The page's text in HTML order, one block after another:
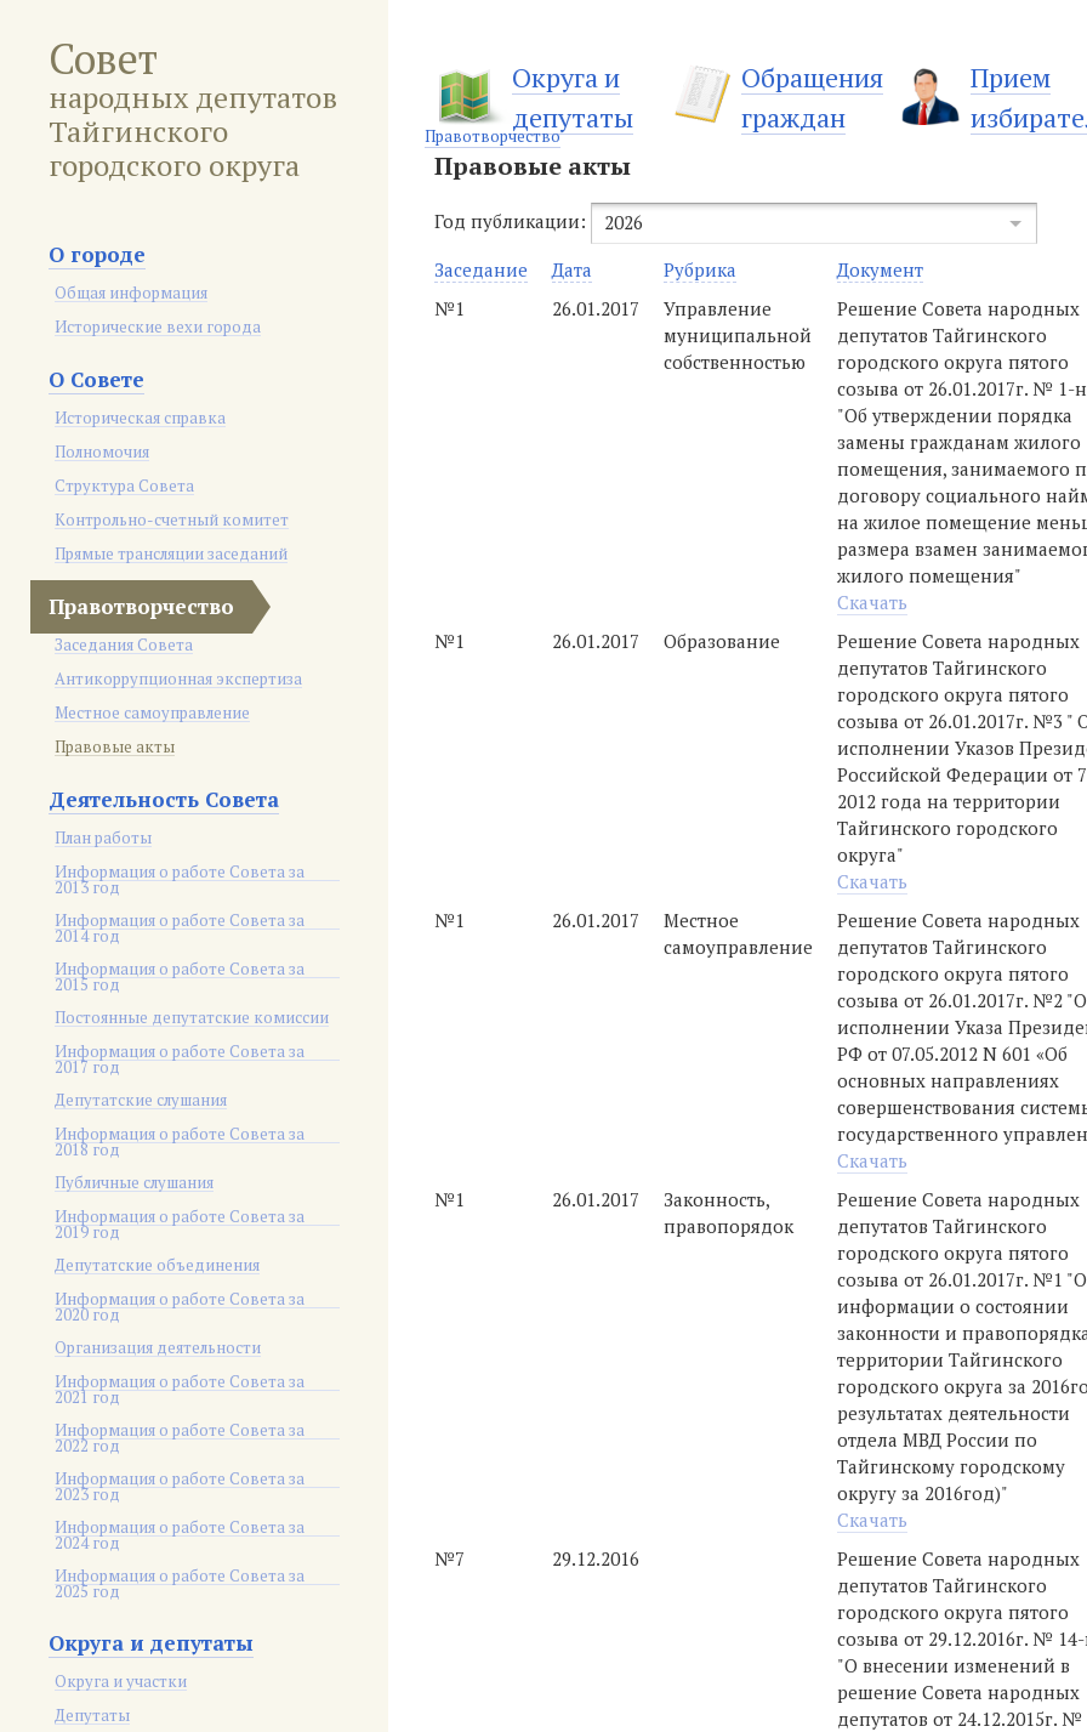
Совет
народных депутатов
Тайгинского
городского округа
О городе
Общая информация
Исторические вехи города
О Совете
Историческая справка
Полномочия
Структура Совета
Контрольно-счетный комитет
Прямые трансляции заседаний
Правотворчество
Заседания Совета
Антикоррупционная экспертиза
Местное самоуправление
Правовые акты
Деятельность Совета
План работы
Информация о работе Совета за
2013 год
Информация о работе Совета за
2014 год
Информация о работе Совета за
2015 год
Постоянные депутатские комиссии
Информация о работе Совета за
2017 год
Депутатские слушания
Информация о работе Совета за
2018 год
Публичные слушания
Информация о работе Совета за
2019 год
Депутатские объединения
Информация о работе Совета за
2020 год
Организация деятельности
Информация о работе Совета за
2021 год
Информация о работе Совета за
2022 год
Информация о работе Совета за
2023 год
Информация о работе Совета за
2024 год
Информация о работе Совета за
2025 год
Округа и депутаты
Округа и участки
Депутаты
Округа и
депутаты
Обращения
граждан
Прием
Правотворчество
Правовые акты
Год публикации:
2026
Заседание
Дата Рубрика
Документ
№1
26.01.2017
Управление
муниципальной
собственностью
Решение Совета народных
депутатов Тайгинского
городского округа пятого
созыва от 26.01.2017г. № 1-
"Об утверждении порядка
замены гражданам жилого
помещения, занимаемого
договору социального
на жилое помещение
размера взамен
жилого помещения"
Скачать
№1
26.01.2017 Образование
Решение Совета народных
депутатов Тайгинского
городского округа пятого
созыва от 26.01.2017г. №3 "
исполнении Указов
Российской Федерации от
2012 года на территории
Тайгинского городского
округа"
Скачать
№1
26.01.2017
Местное
самоуправление
Решение Совета народных
депутатов Тайгинского
городского округа пятого
созыва от 26.01.2017г. №2
исполнении Указа
РФ от 07.05.2012 N 601 «Об
основных направлениях
совершенствования
государственного
Скачать
№1
26.01.2017
Законность,
правопорядок
Решение Совета народных
депутатов Тайгинского
городского округа пятого
созыва от 26.01.2017г. №1
информации о состоянии
законности и
территории Тайгинского
городского округа за
результатах деятельности
отдела МВД России по
Тайгинскому городскому
округу за 2016год)"
Скачать
№7
29.12.2016
Решение Совета народных
депутатов Тайгинского
городского округа пятого
созыва от 29.12.2016г. №
"О внесении изменений в
решение Совета народных
депутатов от 24.12.2015г. №